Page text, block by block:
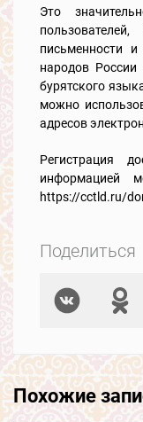
Это
письменности
народов России
бурятского
можно
адресов
Регистрация
информацией
https://cctld.ru/
Поделиться
Похожие